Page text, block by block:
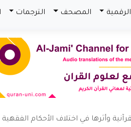
المصحف الترجمات
وأثرها في اختلاف الأحكام الفقهية